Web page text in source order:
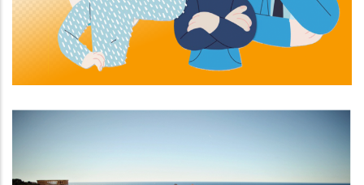
Altres